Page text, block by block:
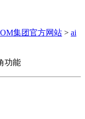
集团官方网站 > ai
功能